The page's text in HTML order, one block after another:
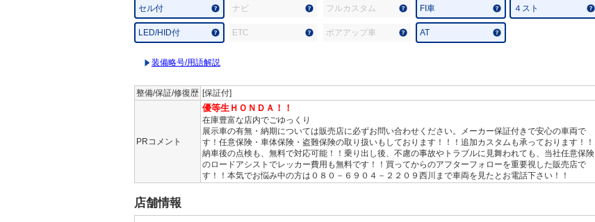
セル付 ナビ フルカスタム FI車 ４スト
LED/HID付 ETC ボアアップ車 AT
装備略号/用語解説
整備/保証/修復歴 [保証付]
PRコメント
優等生ＨＯＮＤＡ！！
在庫豊富な店内でごゆっくり
展示車の有無・納期については販売店に必ずお問い合わせください。メーカー保証付きで安心の車両で
す！任意保険・車体保険・盗難保険の取り扱いもしております！！！追加カスタムも承っております！！
納車後の点検も、無料で対応可能！！乗り出し後、不慮の事故やトラブルに見舞われても、当社任意保険
のロードアシストでレッカー費用も無料です！！買ってからのアフターフォローを重要視した販売店で
す！！本気でお悩み中の方は０８０－６９０４－２２０９西川まで車両を見たとお電話下さい！！
店舗情報